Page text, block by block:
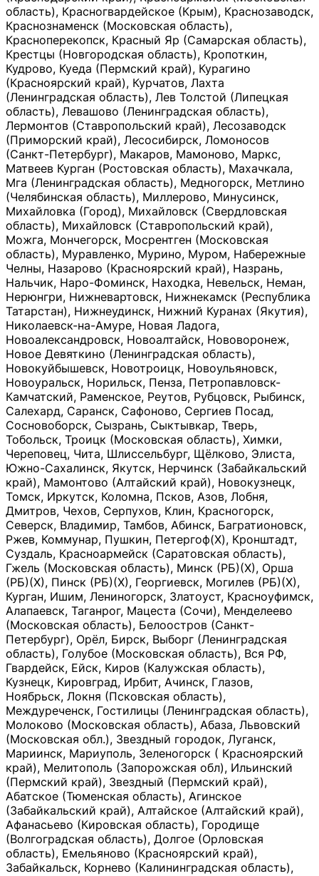
область), Красногвардейское (Крым), Краснозаводск,
Краснознаменск (Московская область),
Красноперекопск, Красный Яр (Самарская область),
Крестцы (Новгородская область), Кропоткин,
Кудрово, Куеда (Пермский край), Курагино
(Красноярский край), Курчатов, Лахта
(Ленинградская область), Лев Толстой (Липецкая
область), Левашово (Ленинградская область),
Лермонтов (Ставропольский край), Лесозаводск
(Приморский край), Лесосибирск, Ломоносов
(Санкт-Петербург), Макаров, Мамоново, Маркс,
Матвеев Курган (Ростовская область), Махачкала,
Мга (Ленинградская область), Медногорск, Метлино
(Челябинская область), Миллерово, Минусинск,
Михайловка (Город), Михайловск (Свердловская
область), Михайловск (Ставропольский край),
Можга, Мончегорск, Мосрентген (Московская
область), Муравленко, Мурино, Муром, Набережные
Челны, Назарово (Красноярский край), Назрань,
Нальчик, Наро-Фоминск, Находка, Невельск, Неман,
Нерюнгри, Нижневартовск, Нижнекамск (Республика
Татарстан), Нижнеудинск, Нижний Куранах (Якутия),
Николаевск-на-Амуре, Новая Ладога,
Новоалександровск, Новоалтайск, Нововоронеж,
Новое Девяткино (Ленинградская область),
Новокуйбышевск, Новотроицк, Новоульяновск,
Новоуральск, Норильск, Пенза, Петропавловск-
Камчатский, Раменское, Реутов, Рубцовск, Рыбинск,
Салехард, Саранск, Сафоново, Сергиев Посад,
Сосновоборск, Сызрань, Сыктывкар, Тверь,
Тобольск, Троицк (Московская область), Химки,
Череповец, Чита, Шлиссельбург, Щёлково, Элиста,
Южно-Сахалинск, Якутск, Нерчинск (Забайкальский
край), Мамонтово (Алтайский край), Новокузнецк,
Томск, Иркутск, Коломна, Псков, Азов, Лобня,
Дмитров, Чехов, Серпухов, Клин, Красногорск,
Северск, Владимир, Тамбов, Абинск, Багратионовск,
Ржев, Коммунар, Пушкин, Петергоф(Х), Кронштадт,
Суздаль, Красноармейск (Саратовская область),
Гжель (Московская область), Минск (РБ)(Х), Орша
(РБ)(Х), Пинск (РБ)(Х), Георгиевск, Могилев (РБ)(Х),
Курган, Ишим, Лениногорск, Златоуст, Красноуфимск,
Алапаевск, Таганрог, Мацеста (Сочи), Менделеево
(Московская область), Белоостров (Санкт-
Петербург), Орёл, Бирск, Выборг (Ленинградская
область), Голубое (Московская область), Вся РФ,
Гвардейск, Ейск, Киров (Калужская область),
Кузнецк, Кировград, Ирбит, Ачинск, Глазов,
Ноябрьск, Локня (Псковская область),
Междуреченск, Гостилицы (Ленинградская область),
Молоково (Московская область), Абаза, Львовский
(Московская обл.), Звездный городок, Луганск,
Мариинск, Мариуполь, Зеленогорск ( Красноярский
край), Мелитополь (Запорожская обл), Ильинский
(Пермский край), Звездный (Пермский край),
Абатское (Тюменская область), Агинское
(Забайкальский край), Алтайское (Алтайский край),
Афанасьево (Кировская область), Городище
(Волгоградская область), Долгое (Орловская
область), Емельяново (Красноярский край),
Забайкальск, Корнево (Калининградская область),